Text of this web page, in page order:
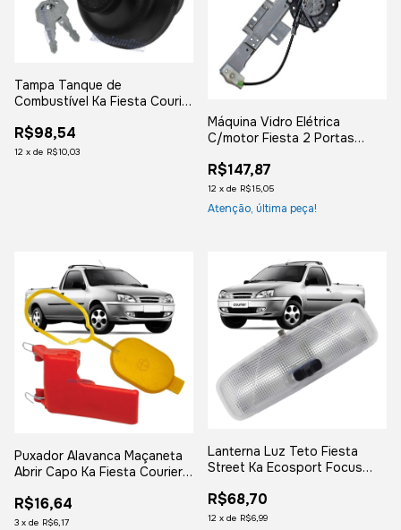
Tampa Tanque de
Combustível Ka Fiesta Courier
R$98,54
12 x de R$10,03
Máquina Vidro Elétrica
C/motor Fiesta 2 Portas
Esquerdo
R$147,87
12 x de R$15,05
Atenção, última peça!
Puxador Alavanca Maçaneta
Abrir Capo Ka Fiesta Courier
R$16,64
3 x de R$6,17
Lanterna Luz Teto Fiesta
Street Ka Ecosport Focus
R$68,70
12 x de R$6,99